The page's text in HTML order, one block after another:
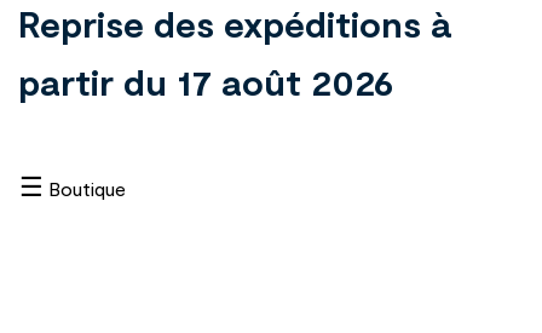
Reprise des expéditions à
partir du 17 août 2026
Boutique
☰